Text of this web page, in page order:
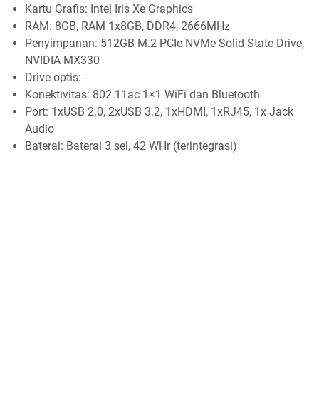
Kartu Grafis: Intel Iris Xe Graphics
RAM: 8GB, RAM 1x8GB, DDR4, 2666MHz
Penyimpanan: 512GB M.2 PCIe NVMe Solid State Drive,
NVIDIA MX330
Drive optis: -
Konektivitas: 802.11ac 1×1 WiFi dan Bluetooth
Port: 1xUSB 2.0, 2xUSB 3.2, 1xHDMI, 1xRJ45, 1x Jack
Audio
Baterai: Baterai 3 sel, 42 WHr (terintegrasi)